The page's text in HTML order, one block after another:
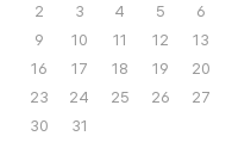
2
3 4 5 6
9
10 11 12 13
16
17 18 19 20
23
24 25 26 27
30
31